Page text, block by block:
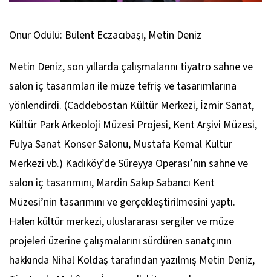
Onur Ödülü: Bülent Eczacıbaşı, Metin Deniz
Metin Deniz, son yıllarda çalışmalarını tiyatro sahne ve
salon iç tasarımları ile müze tefriş ve tasarımlarına
yönlendirdi. (Caddebostan Kültür Merkezi, İzmir Sanat,
Kültür Park Arkeoloji Müzesi Projesi, Kent Arşivi Müzesi,
Fulya Sanat Konser Salonu, Mustafa Kemal Kültür
Merkezi vb.) Kadıköy’de Süreyya Operası’nın sahne ve
salon iç tasarımını, Mardin Sakıp Sabancı Kent
Müzesi’nin tasarımını ve gerçekleştirilmesini yaptı.
Halen kültür merkezi, uluslararası sergiler ve müze
projeleri üzerine çalışmalarını sürdüren sanatçının
hakkında Nihal Koldaş tarafından yazılmış Metin Deniz,